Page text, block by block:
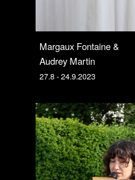
Margaux Fontaine &
Audrey Martin
27.8 - 24.9.2023